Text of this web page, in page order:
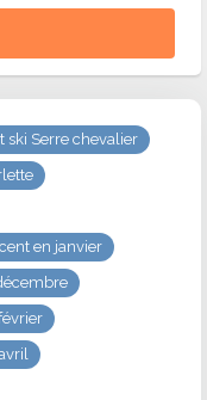
ski Serre chevalier
en janvier